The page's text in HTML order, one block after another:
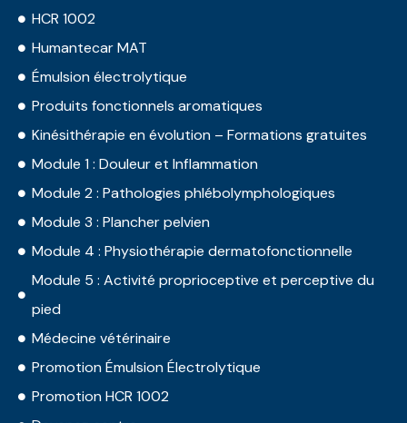
HCR 1002
Humantecar MAT
Émulsion électrolytique
Produits fonctionnels aromatiques
Kinésithérapie en évolution – Formations gratuites
Module 1 : Douleur et Inflammation
Module 2 : Pathologies phlébolymphologiques
Module 3 : Plancher pelvien
Module 4 : Physiothérapie dermatofonctionnelle
Module 5 : Activité proprioceptive et perceptive du
pied
Médecine vétérinaire
Promotion Émulsion Électrolytique
Promotion HCR 1002